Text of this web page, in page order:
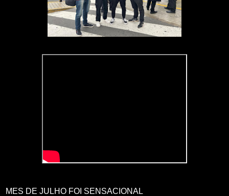
MES DE JULHO FOI SENSACIONAL